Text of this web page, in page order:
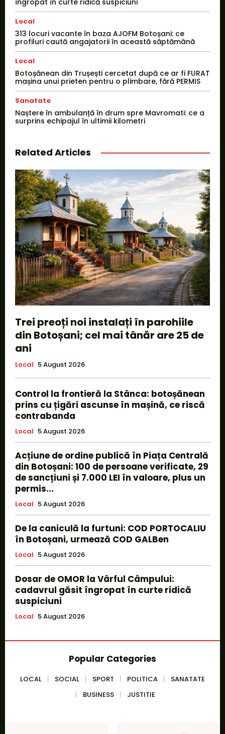
Local
313 locuri vacante în baza AJOFM Botoșani: ce
profiluri caută angajatorii în această săptămână
Local
Botoșănean din Trușești cercetat după ce ar fi FURAT
mașina unui prieten pentru o plimbare, fără PERMIS
Sanatate
Naștere în ambulanță în drum spre Mavromati: ce a
surprins echipajul în ultimii kilometri
Related Articles
Trei preoți noi instalați în parohiile
din Botoșani; cel mai tânăr are 25 de
ani
Local 5 August 2026
Control la frontieră la Stânca: botoșănean
prins cu țigări ascunse în mașină, ce riscă
contrabanda
Local 5 August 2026
Acțiune de ordine publică în Piața Centrală
din Botoșani: 100 de persoane verificate, 29
de sancțiuni și 7.000 LEI în valoare, plus un
permis...
Local 5 August 2026
De la caniculă la furtuni: COD PORTOCALIU
în Botoșani, urmează COD GALBen
Local 5 August 2026
Dosar de OMOR la Vârful Câmpului:
cadavrul găsit îngropat în curte ridică
suspiciuni
Local 5 August 2026
Popular Categories
LOCAL SOCIAL SPORT POLITICA
SANATATE
BUSINESS
JUSTITIE